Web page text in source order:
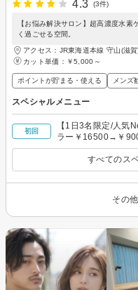
4.3
(3件)
【お悩み解決サロン】超高濃度水
く過ごせる空間。
アクセス：JR東海道本線 守山(滋
カット単価： ￥5,000～
ポイントが貯まる・使える メンズ
スペシャルメニュー
初回
【1日3名限定/人気
ラー￥16500→￥
すべてのス
その